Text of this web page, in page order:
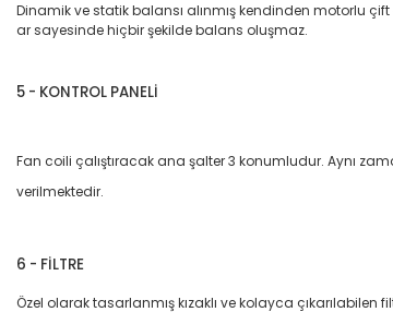
Dinamik ve statik balansı alınmış kendinden motorlu
ar sayesinde hiçbir şekilde balans oluşmaz.
5 - KONTROL PANELİ
Fan coili çalıştıracak ana şalter 3 konumludur. Aynı
verilmektedir.
6 - FİLTRE
Özel olarak tasarlanmış kızaklı ve kolayca çıkarılabilen